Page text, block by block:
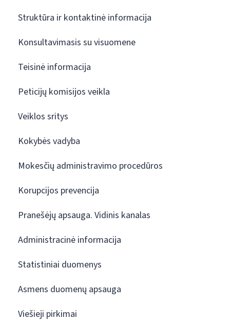
Struktūra ir kontaktinė informacija
Konsultavimasis su visuomene
Teisinė informacija
Peticijų komisijos veikla
Veiklos sritys
Kokybės vadyba
Mokesčių administravimo procedūros
Korupcijos prevencija
Pranešėjų apsauga. Vidinis kanalas
Administracinė informacija
Statistiniai duomenys
Asmens duomenų apsauga
Viešieji pirkimai